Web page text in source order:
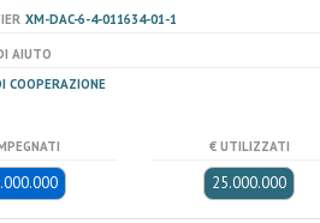
XM-DAC-6-4-011634-01-1
AIUTO
COOPERAZIONE
€ UTILIZZATI
25.000.000